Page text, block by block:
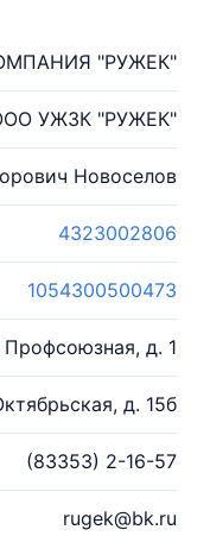
"РУЖЕК"
УЖЗК "РУЖЕК"
Новоселов
4323002806
1054300500473
Профсоюзная, д. 1
д. 15б
(83353) 2-16-57
rugek@bk.ru